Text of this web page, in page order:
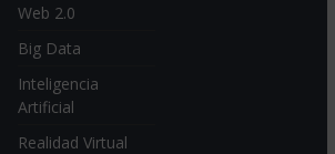
Web 2.0
Big Data
Inteligencia
Artificial
Realidad Virtual